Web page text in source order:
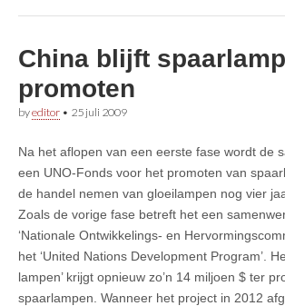
China blijft
promoten
byeditor • 25 juli 2009
Na het aflopen van een eerste fase wordt de
een UNO-Fonds voor het promoten van
de handel nemen van gloeilampen nog vier
Zoals de vorige fase betreft het een
‘Nationale Ontwikkelings- en
het ‘United Nations Development Program’.
lampen’ krijgt opnieuw zo’n 14 miljoen $ ter
spaarlampen. Wanneer het project in 2012